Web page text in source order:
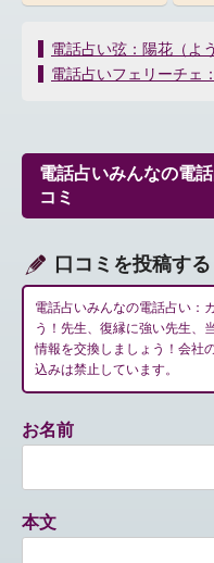
投
稿
ー
シ
電話占い弦：陽花（よ
電話占いフェリーチェ
電話占いみんなの電
コミ
口コミを投稿する
電話占いみんなの電話占い：
う！先生、復縁に強い先生、
情報を交換しましょう！会社
込みは禁止しています。
お名前
本文